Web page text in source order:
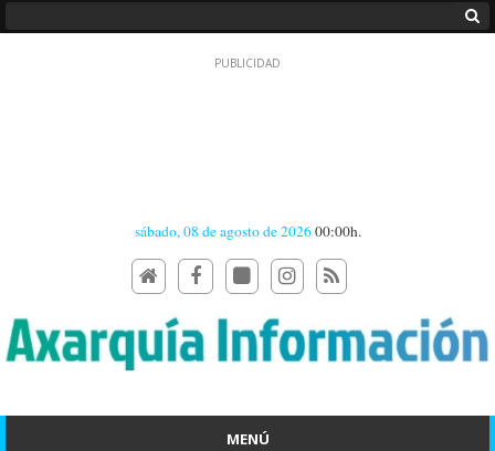
sábado, 08 de agosto de 202600:00h.
MENÚ